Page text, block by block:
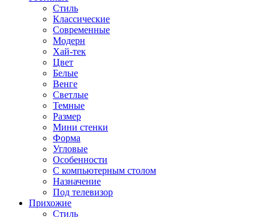
Стиль
Классические
Современные
Модерн
Хай-тек
Цвет
Белые
Венге
Светлые
Темные
Размер
Мини стенки
Форма
Угловые
Особенности
С компьютерным столом
Назначение
Под телевизор
Прихожие
Стиль